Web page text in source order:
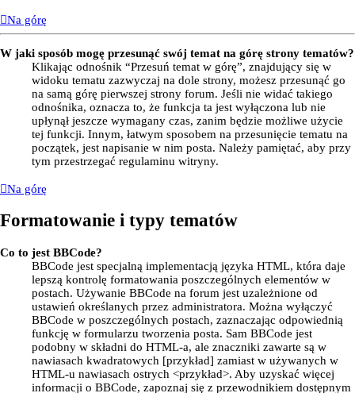
Na górę
W jaki sposób mogę przesunąć swój temat na górę strony tematów?
Klikając odnośnik “Przesuń temat w górę”, znajdujący się w
widoku tematu zazwyczaj na dole strony, możesz przesunąć go
na samą górę pierwszej strony forum. Jeśli nie widać takiego
odnośnika, oznacza to, że funkcja ta jest wyłączona lub nie
upłynął jeszcze wymagany czas, zanim będzie możliwe użycie
tej funkcji. Innym, łatwym sposobem na przesunięcie tematu na
początek, jest napisanie w nim posta. Należy pamiętać, aby przy
tym przestrzegać regulaminu witryny.
Na górę
Formatowanie i typy tematów
Co to jest BBCode?
BBCode jest specjalną implementacją języka HTML, która daje
lepszą kontrolę formatowania poszczególnych elementów w
postach. Używanie BBCode na forum jest uzależnione od
ustawień określanych przez administratora. Można wyłączyć
BBCode w poszczególnych postach, zaznaczając odpowiednią
funkcję w formularzu tworzenia posta. Sam BBCode jest
podobny w składni do HTML-a, ale znaczniki zawarte są w
nawiasach kwadratowych [przykład] zamiast w używanych w
HTML-u nawiasach ostrych <przykład>. Aby uzyskać więcej
informacji o BBCode, zapoznaj się z przewodnikiem dostępnym